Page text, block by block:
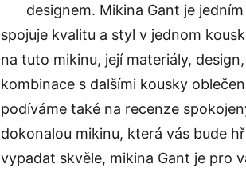
designem. Mikina Gant je
spojuje kvalitu a styl v jednom
na tuto mikinu, její materiály,
kombinace s dalšími kousky
podíváme také na recenze
dokonalou mikinu, která vás bude
vypadat skvěle, mikina Gant je pro